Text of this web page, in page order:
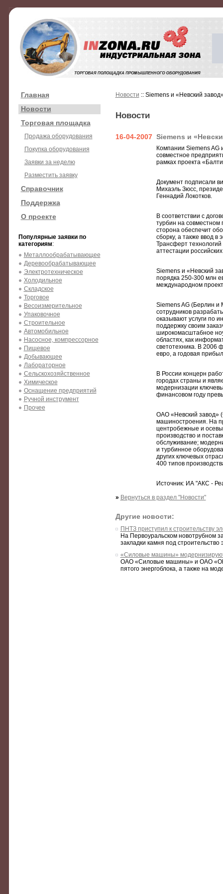
Главная
Новости
Торговая площадка
Продажа оборудования
Покупка оборудования
Заявки за неделю
Разместить заявку
Справочник
Поддержка
О проекте
Популярные заявки по
категориям:
Металлообрабатывающее
Деревообрабатывающее
Электротехническое
Холодильное
Складское
Торговое
Весоизмерительное
Упаковочное
Строительное
Автомобильное
Насосное, компрессорное
Пищевое
Добывающее
Лабораторное
Сельскохозяйственное
Химическое
Оснащение предприятий
Ручной инструмент
Прочее
Новости :: Siemens и «Невский
Новости
16-04-2007 Siemens и
Компании Siemens AG
совместное
рамках проекта
Документ подписали
Михаэль Зюсс,
Геннадий Локотков.
В соответствии с
турбин на совместном
сторона обеспечит
сборку, а также ввод в
Трансферт
аттестации
Siemens и «Невский
порядка 250-300 млн
международном
Siemens AG (Берлин и
сотрудников
оказывают услуги по
поддержку своим
широкомасштабное
областях, как
светотехника. В 2006
евро, а годовая
В России концерн
городах страны и
модернизации
финансовом году
ОАО «Невский завод»
машиностроения. На
центробежные и
производство и
обслуживание;
и турбинное
других ключевых
400 типов
Источник: ИА "АКС -
» Вернуться в раздел "Новости"
Другие новости:
ПНТЗ приступил к строительству
На Первоуральском новотрубном
закладки камня под строительство
«Силовые машины»
ОАО «Силовые машины» и ОАО
пятого энергоблока, а также на